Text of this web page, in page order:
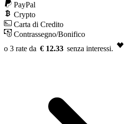
PayPal
Crypto
Carta di Credito
Contrassegno/Bonifico
€ 12.33